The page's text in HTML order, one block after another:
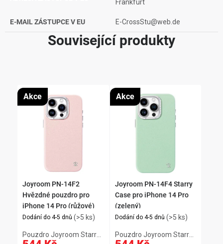
Frankfurt
E-MAIL ZÁSTUPCE V EU E-CrossStu@web.de
Související produkty
Akce
Joyroom PN-14F2
Hvězdné pouzdro pro
iPhone 14 Pro (růžové)
Dodání do 4-5 dnů (>5 ks)
Pouzdro Joyroom Starry
Akce
Joyroom PN-14F4 Starry
Case pro iPhone 14 Pro
(zelený)
Dodání do 4-5 dnů (>5 ks)
Pouzdro Joyroom Starry